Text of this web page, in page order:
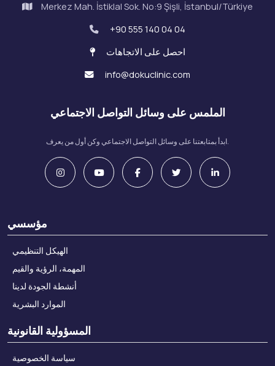
Merkez Mah. İstiklal Sok. No:9 Şişli, İstanbul/Türkiye
+90 555 140 04 04
احصل على الاتجاهات
info@dokuclinic.com
الملمس على وسائل التواصل الاجتماعي
ابدأ بمتابعتنا على وسائل التواصل الاجتماعي وكن أول من يعرف.
مؤسسي
الهيكل التنظيمي
المهمة، الرؤية والقيم
أنشطة الجودة لدينا
الموارد البشرية
المسؤولية القانونية
سياسة الخصوصية